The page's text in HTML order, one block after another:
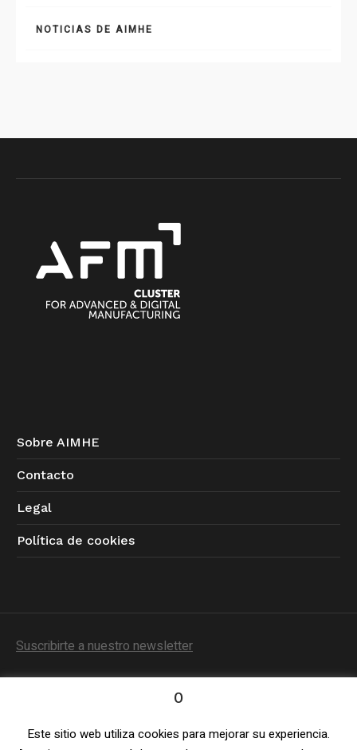
NOTICIAS DE AIMHE
Sobre AIMHE
Contacto
Legal
Política de cookies
Suscribirte a nuestro newsletter
Política de Privacidad/ © 2023 AIMHE / Todos los
0
Este sitio web utiliza cookies para mejorar su experiencia.